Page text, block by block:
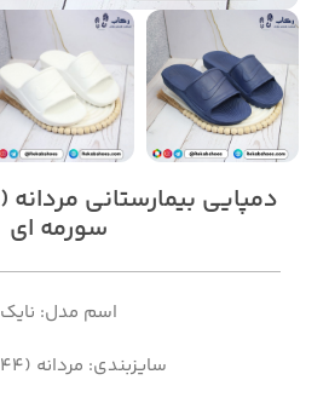
سورمه ای
اسم مدل: نایک
سایزبندی: مردانه (44 – 40)